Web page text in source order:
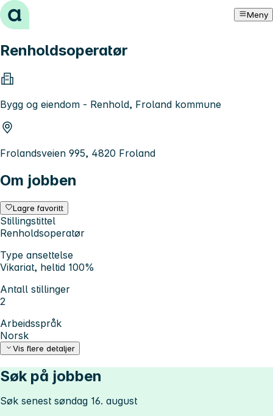
Hopp til innhold Meny
Renholdsoperatør
Bygg og eiendom - Renhold, Froland kommune
Frolandsveien 995, 4820 Froland
Om jobben
Lagre favoritt
Stillingstittel
Renholdsoperatør
Type ansettelse
Vikariat, heltid 100%
Antall stillinger
2
Arbeidsspråk
Norsk
Vis flere detaljer
Søk på jobben
Søk senest søndag 16. august